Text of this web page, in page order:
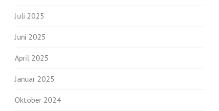
Juli 2025
Juni 2025
April 2025
Januar 2025
Oktober 2024